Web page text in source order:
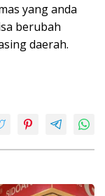
yang anda
berubah
daerah.